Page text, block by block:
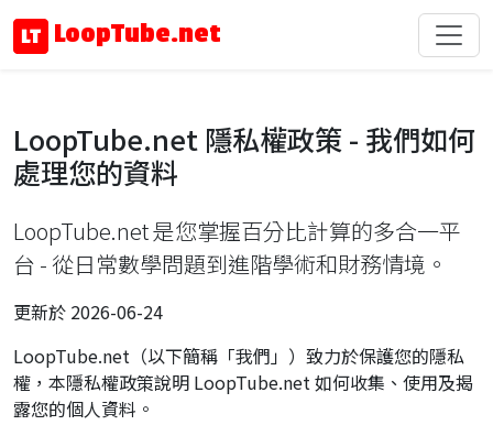
LoopTube.net
LoopTube.net 隱私權政策 - 我們如何
處理您的資料
LoopTube.net 是您掌握百分比計算的多合一平
台 - 從日常數學問題到進階學術和財務情境。
更新於 2026-06-24
LoopTube.net（以下簡稱「我們」）致力於保護您的隱私
權，本隱私權政策說明 LoopTube.net 如何收集、使用及揭
露您的個人資料。